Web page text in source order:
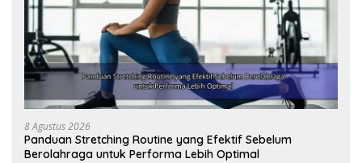
8 Agustus 2026
Panduan Stretching Routine yang Efektif Sebelum
Berolahraga untuk Performa Lebih Optimal